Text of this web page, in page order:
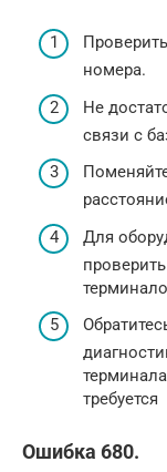
номера.
Не
связи с
Для
Ошибка 680.